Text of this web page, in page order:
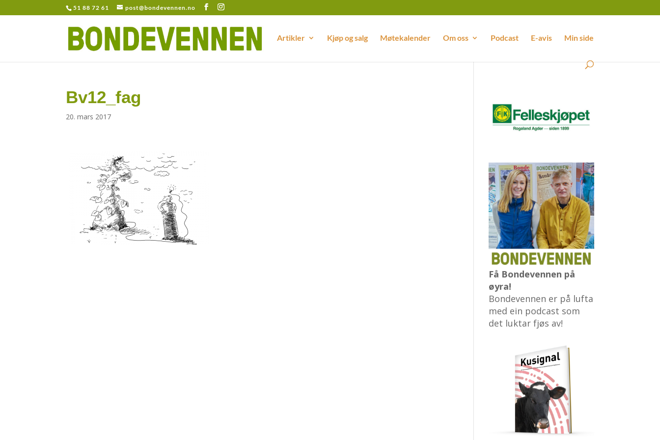
51 88 72 61 post@bondevennen.no
Artikler Kjøp og salg Møtekalender Om oss Podcast E-avis Min side
Bv12_fag
20. mars 2017
Få Bondevennen på
øyra!
Bondevennen er på lufta
med ein podcast som
det luktar fjøs av!